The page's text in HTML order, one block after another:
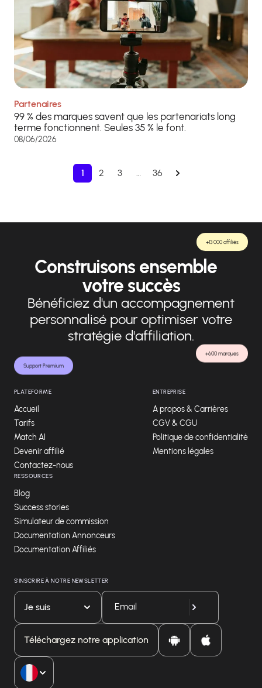
Partenaires
99 % des marques savent que les partenariats long
terme fonctionnent. Seules 35 % le font.
08/06/2026
1 2 3 36
Support Premium
+600 marques
+13 000 affiliés
Construisons ensemble
votre succès
Bénéficiez d'un accompagnement
personnalisé pour optimiser votre
stratégie d'affiliation.
PLATEFORME
Accueil
Tarifs
Match AI
Devenir affilié
Contactez-nous
ENTREPRISE
A propos & Carrières
CGV & CGU
Politique de confidentialité
Mentions légales
RESSOURCES
Blog
Success stories
Simulateur de commission
Documentation Annonceurs
Documentation Affiliés
S'INSCRIRE À NOTRE NEWSLETTER
Je suis
Téléchargez notre application